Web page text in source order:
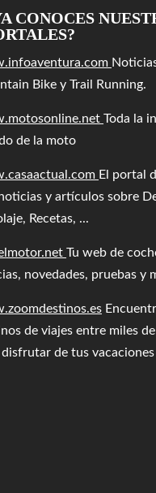
CONOCES
Bike y Trail Running.
Toda la
de la moto
El portal
y artículos sobre
Recetas, ...
Tu web de
novedades, pruebas y
de viajes entre miles
disfrutar de tus